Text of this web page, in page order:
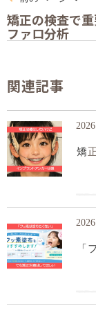
矯正の検査で
ファロ分析
関連記事
矯正治療はしたいけど、インプラントアンカー
「フッ素は塗りたくない」・でも矯正治療はし